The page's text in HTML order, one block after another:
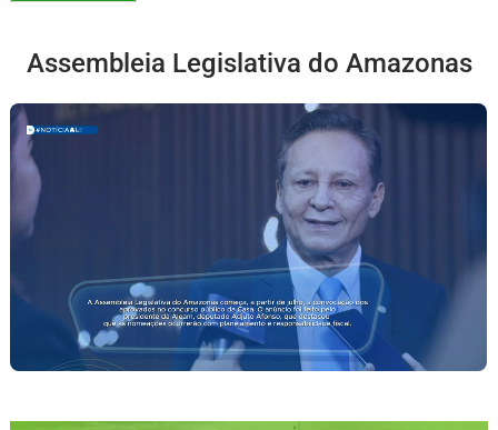
Assembleia Legislativa do Amazonas